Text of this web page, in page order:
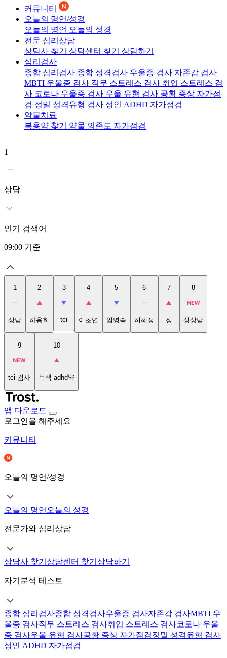
커뮤니티
오늘의 명언/성경
오늘의 명언 오늘의 성경
전문 심리상담
상담사 찾기 상담센터 찾기 상담하기
심리검사
종합 심리검사 종합 성격검사 우울증 검사 자존감 검사
MBTI 우울증 검사 직무 스트레스 검사 취업 스트레스 검
사 코로나 우울증 검사 우울 유형 검사 공황 증상 자가점
검 정밀 성격유형 검사 성인 ADHD 자가점검
약물치료
복용약 찾기 약물 의존도 자가점검
1
상담
인기 검색어
09:00 기준
1
상담
2
하용희
3
tci
4
이초연
5
임명숙
6
허혜정
7
성
8
성상담
9
tci 검사
10
녹색 adhd약
앱 다운로드
로그인을 해주세요
커뮤니티
오늘의 명언/성경
오늘의 명언 오늘의 성경
전문가와 심리상담
상담사 찾기 상담센터 찾기 상담하기
자기분석 테스트
종합 심리검사종합 성격검사우울증 검사자존감 검사MBTI 우
울증 검사직무 스트레스 검사취업 스트레스 검사코로나 우울
증 검사우울 유형 검사공황 증상 자가점검정밀 성격유형 검사
성인 ADHD 자가점검